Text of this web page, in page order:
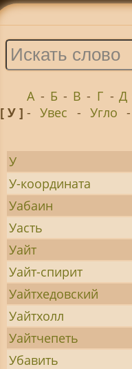
А - Б - В - Г - Д
[ У ]- Увес - Угло -
У
У-координата
Уабаин
Уасть
Уайт
Уайт-спирит
Уайтхедовский
Уайтхолл
Уайтчепеть
Убавить